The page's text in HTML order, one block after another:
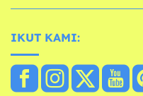
IKUT KAMI: